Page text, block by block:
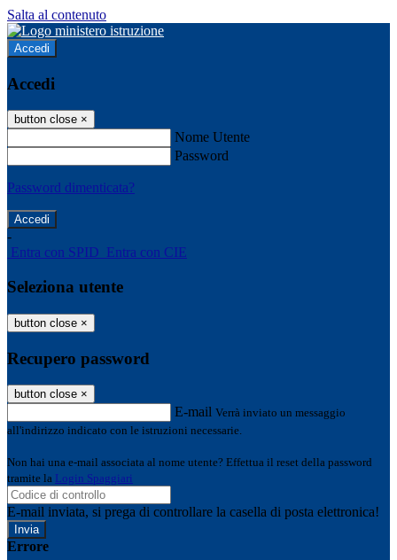
Salta al contenuto
Accedi
Accedi
button close ×
Nome Utente
Password
Password dimenticata?
-
Entra con SPID Entra con CIE
Seleziona utente
button close ×
Recupero password
button close ×
E-mail Verrà inviato un messaggio
all'indirizzo indicato con le istruzioni necessarie.
Non hai una e-mail associata al nome utente? Effettua il reset della password
tramite la Login Spaggiari
E-mail inviata, si prega di controllare la casella di posta elettronica!
Errore